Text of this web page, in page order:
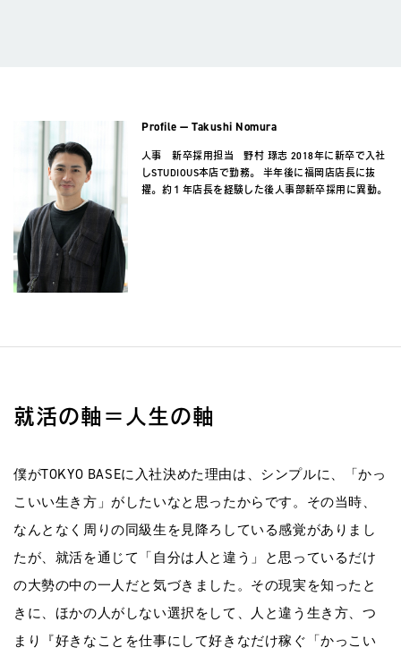
Takushi Nomura
人事 新卒採用担当 野村 琢志 2018年に新卒で入社
しSTUDIOUS本店で勤務。 半年後に福岡店店長に抜
擢。約１年店長を経験した後人事部新卒採用に異動。
就活の軸＝人生の軸
僕がTOKYO BASEに入社決めた理由は、シンプルに、「かっ
こいい生き方」がしたいなと思ったからです。その当時、
なんとなく周りの同級生を見降ろしている感覚がありまし
たが、就活を通じて「自分は人と違う」と思っているだけ
の大勢の中の一人だと気づきました。その現実を知ったと
きに、ほかの人がしない選択をして、人と違う生き方、つ
まり『好きなことを仕事にして好きなだけ稼ぐ「かっこい